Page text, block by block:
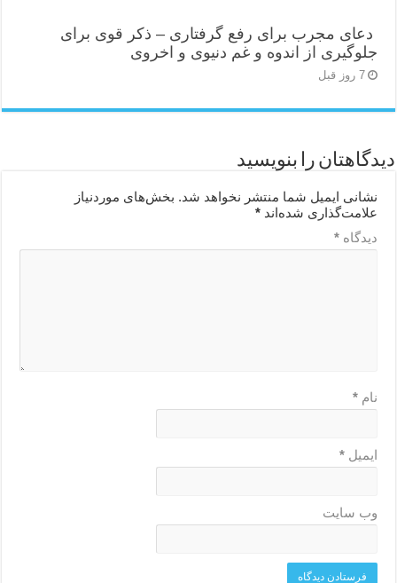
دعای مجرب برای رفع گرفتاری – ذکر قوی برای
جلوگیری از اندوه و غم دنیوی و اخروی
7 روز قبل
دیدگاهتان را بنویسید
نشانی ایمیل شما منتشر نخواهد شد. بخش‌های موردنیاز
علامت‌گذاری شده‌اند*
دیدگاه*
نام*
ایمیل*
وب‌ سایت